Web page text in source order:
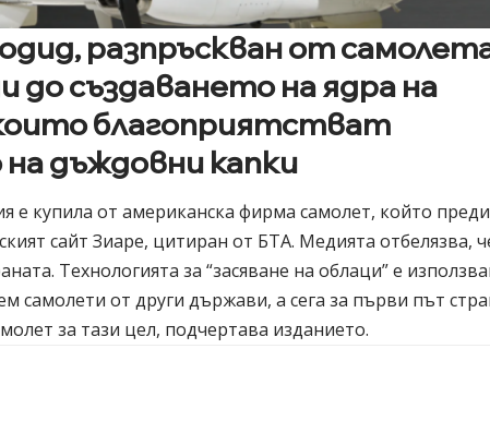
разпръскван от
до създаването на ядра на
благоприятстват
дъждовни капки
е купила от американска фирма самолет, който
сайт Зиаре, цитиран от БТА. Медията отбелязва,
Технологията за “засяване на облаци” е
самолети от други държави, а сега за първи път
за тази цел, подчертава изданието.